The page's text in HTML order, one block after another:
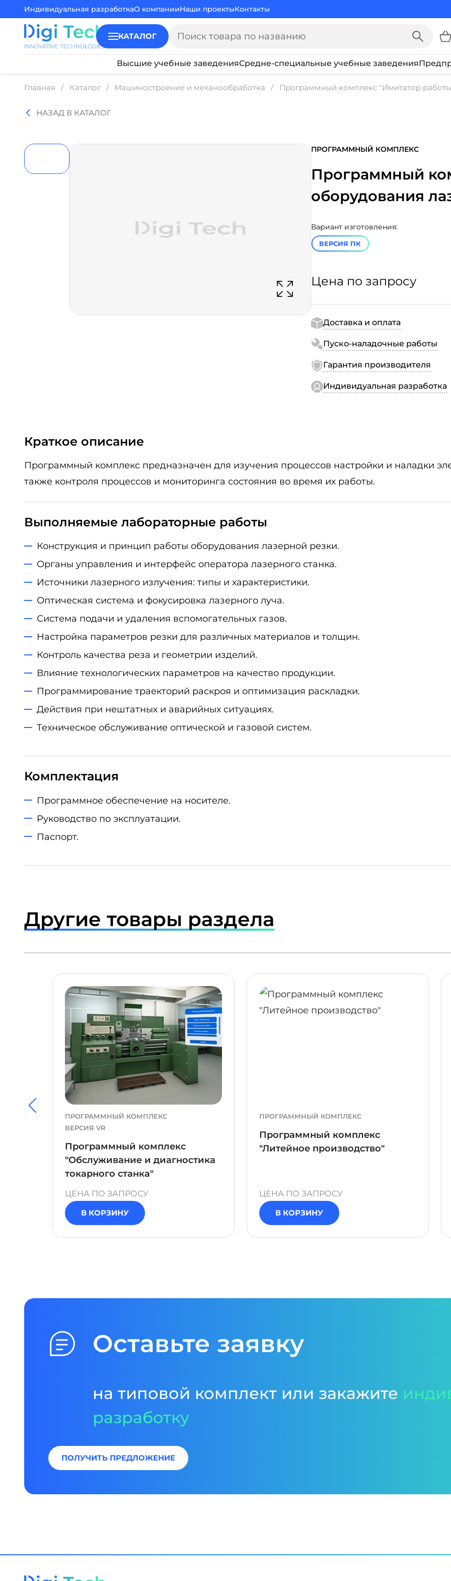
Индивидуальная разработкаО компанииНаши проектыКонтакты
КАТАЛОГ
Высшие учебные заведенияСредне-специальные учебные заведения
Главная Каталог Машиностроение и механообработка Программный комплекс "Имитатор
НАЗАД В КАТАЛОГ
ПРОГРАММНЫЙ КОМПЛЕКС
Программный
оборудования
Вариант изготовления:
ВЕРСИЯ ПК
Цена по запросу
Доставка и оплата
Пуско-наладочные работы
Гарантия производителя
Индивидуальная разработка
Краткое описание
Программный комплекс предназначен для изучения процессов настройки и наладки
также контроля процессов и мониторинга состояния во время их работы.
Выполняемые лабораторные работы
Конструкция и принцип работы оборудования лазерной резки.
Органы управления и интерфейс оператора лазерного станка.
Источники лазерного излучения: типы и характеристики.
Оптическая система и фокусировка лазерного луча.
Система подачи и удаления вспомогательных газов.
Настройка параметров резки для различных материалов и толщин.
Контроль качества реза и геометрии изделий.
Влияние технологических параметров на качество продукции.
Программирование траекторий раскроя и оптимизация раскладки.
Действия при нештатных и аварийных ситуациях.
Техническое обслуживание оптической и газовой систем.
Комплектация
Программное обеспечение на носителе.
Руководство по эксплуатации.
Паспорт.
Другие товары раздела
ПРОГРАММНЫЙ КОМПЛЕКС
ВЕРСИЯ VR
Программный комплекс
"Обслуживание и диагностика
токарного станка"
ЦЕНА ПО ЗАПРОСУ
В КОРЗИНУ
ПОДРОБНЕЕ
ПРОГРАММНЫЙ КОМПЛЕКС
Программный комплекс
"Литейное производство"
ЦЕНА ПО ЗАПРОСУ
В КОРЗИНУ
ПОДРОБНЕЕ
Оставьте заявку
на типовой комплект или закажите
разработку
ПОЛУЧИТЬ ПРЕДЛОЖЕНИЕ